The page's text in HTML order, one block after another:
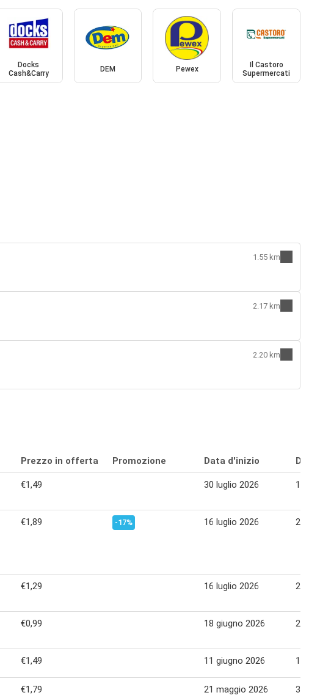
Docks
Cash&Carry
DEM Pewex
Il Castoro
Supermercati
1.55 km
2.17 km
2.20 km
Prezzo in offerta Promozione Data d'inizio Data
€1,49 30 luglio 2026 12
€1,89 -17% 16 luglio 2026 29
€1,29 16 luglio 2026 29
€0,99 18 giugno 2026 28
€1,49 11 giugno 2026 17
€1,79 21 maggio 2026 31